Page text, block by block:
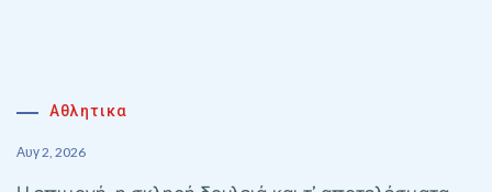
Αθλητικα
Αυγ 2, 2026